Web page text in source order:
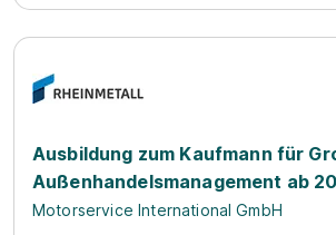
Ausbildung zum Kaufmann für
Außenhandelsmanagement ab
Motorservice International GmbH